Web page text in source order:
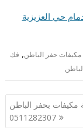
حي العزيزية
حفر الباطن, فك
مكيفات بحفر الباطن
0511282307